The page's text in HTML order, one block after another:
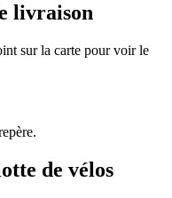
livraison
sur la carte pour voir le
Leaflet
de vélos